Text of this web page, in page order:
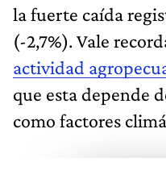
la fuerte caída
(-2,7%). Vale
actividad
que esta depende
como factores